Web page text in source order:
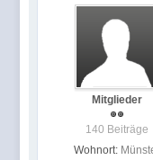
Mitglieder
140 Beiträge
Wohnort: